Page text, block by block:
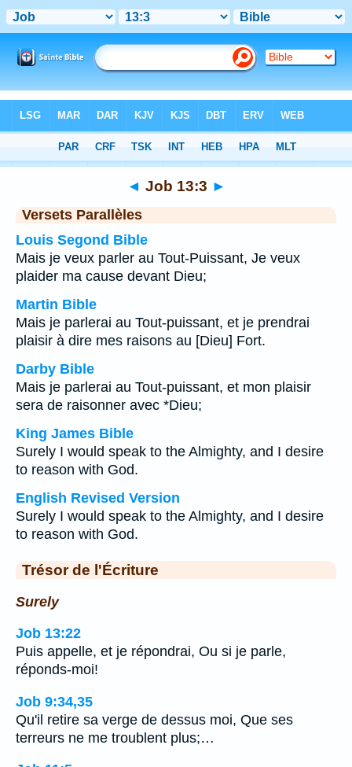
Chapitre 13 > Verset 3
◄ Job 13:3 ►
Versets Parallèles
Louis Segond Bible
Mais je veux parler au Tout-Puissant, Je veux
plaider ma cause devant Dieu;
Martin Bible
Mais je parlerai au Tout-puissant, et je prendrai
plaisir à dire mes raisons au [Dieu] Fort.
Darby Bible
Mais je parlerai au Tout-puissant, et mon plaisir
sera de raisonner avec *Dieu;
King James Bible
Surely I would speak to the Almighty, and I desire
to reason with God.
English Revised Version
Surely I would speak to the Almighty, and I desire
to reason with God.
Trésor de l'Écriture
Surely
Job 13:22
Puis appelle, et je répondrai, Ou si je parle,
réponds-moi!
Job 9:34,35
Qu'il retire sa verge de dessus moi, Que ses
terreurs ne me troublent plus;…